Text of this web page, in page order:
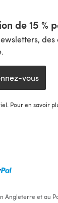
de 15 %
vous
Pour en savoir
et au